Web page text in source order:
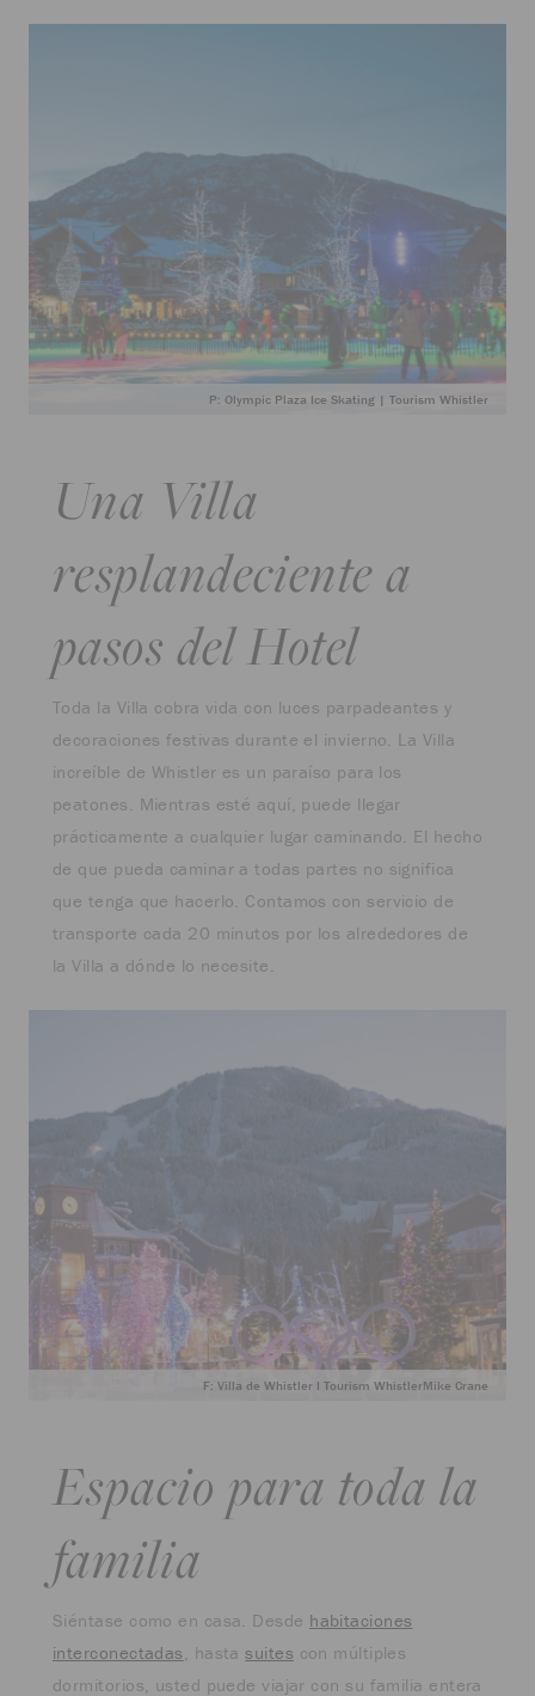
P: Olympic Plaza Ice Skating | Tourism Whistler
Una Villa
resplandeciente a
pasos del Hotel
Toda la Villa cobra vida con luces parpadeantes y
decoraciones festivas durante el invierno. La Villa
increíble de Whistler es un paraíso para los
peatones. Mientras esté aquí, puede llegar
prácticamente a cualquier lugar caminando. El hecho
de que pueda caminar a todas partes no significa
que tenga que hacerlo. Contamos con servicio de
transporte cada 20 minutos por los alrededores de
la Villa a dónde lo necesite.
F: Villa de Whistler I Tourism WhistlerMike Crane
Espacio para toda la
familia
Siéntase como en casa. Desde habitaciones
interconectadas, hastasuites con múltiples
dormitorios, usted puede viajar con su familia entera